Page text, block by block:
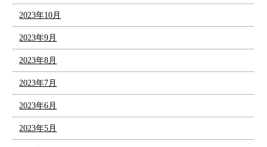
2023年10月
2023年9月
2023年8月
2023年7月
2023年6月
2023年5月